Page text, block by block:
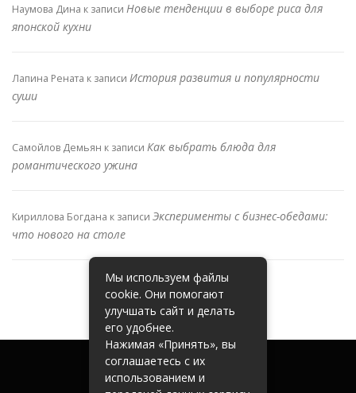
Наумова Дина к записи Новые тенденции в выборе риса для
японской кухни
Лапина Рената к записи История развития и популярности
суши
Самойлов Демьян к записи Как выбрать блюда для
романтического ужина
Кириллова Богдана к записи Эксперименты с бизнес-обедами:
что нового на столе
Мы используем файлы
cookie. Они помогают
улучшать сайт и делать
его удобнее.
Нажимая «Принять», вы
соглашаетесь с их
использованием и